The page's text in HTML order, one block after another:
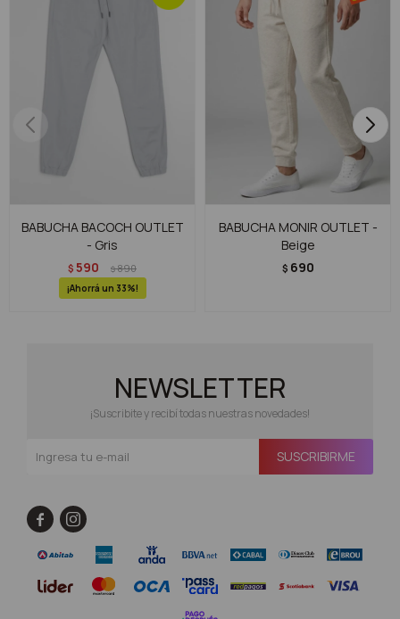
BABUCHA BACOCH OUTLET
- Gris
$ 590 $890
33
BABUCHA MONIR OUTLET -
Beige
$ 690
NEWSLETTER
¡Suscribite y recibí todas nuestras novedades!
SUSCRIBIRME
 